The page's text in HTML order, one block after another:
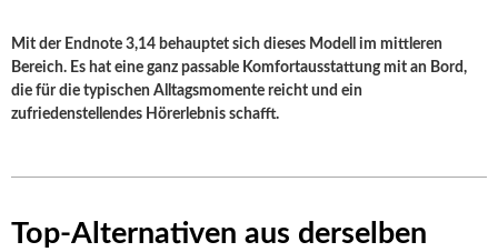
Mit der Endnote 3,14 behauptet sich dieses Modell im mittleren
Bereich. Es hat eine ganz passable Komfortausstattung mit an Bord,
die für die typischen Alltagsmomente reicht und ein
zufriedenstellendes Hörerlebnis schafft.
Top-Alternativen aus derselben